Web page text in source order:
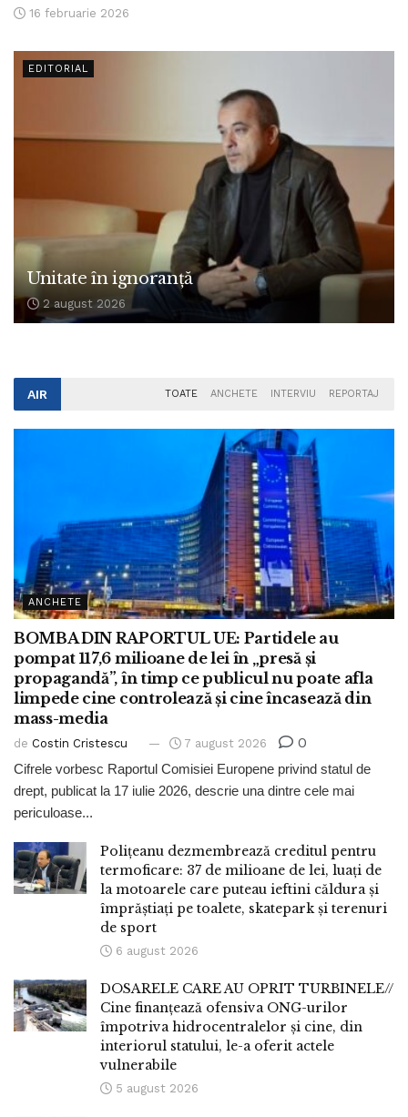
16 februarie 2026
EDITORIAL
Unitate în ignoranță
2 august 2026
AIR TOATE ANCHETE INTERVIU REPORTAJ
ANCHETE
BOMBA DIN RAPORTUL UE: Partidele au
pompat 117,6 milioane de lei în „presă și
propagandă”, în timp ce publicul nu poate afla
limpede cine controlează și cine încasează din
mass-media
de Costin Cristescu 7 august 2026 0
Cifrele vorbesc Raportul Comisiei Europene privind statul de
drept, publicat la 17 iulie 2026, descrie una dintre cele mai
periculoase...
Polițeanu dezmembrează creditul pentru
termoficare: 37 de milioane de lei, luați de
la motoarele care puteau ieftini căldura și
împrăștiați pe toalete, skatepark și terenuri
de sport
6 august 2026
DOSARELE CARE AU OPRIT TURBINELE//
Cine finanțează ofensiva ONG-urilor
împotriva hidrocentralelor și cine, din
interiorul statului, le-a oferit actele
vulnerabile
5 august 2026